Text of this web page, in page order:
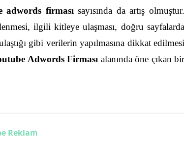
adwords firması sayısında da artış olmuştur.
ilgili kitleye ulaşması, doğru sayfalarda
gibi verilerin yapılmasına dikkat edilmesi
Adwords Firması alanında öne çıkan
Reklam